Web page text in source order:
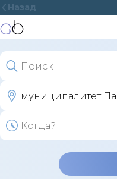
Назад